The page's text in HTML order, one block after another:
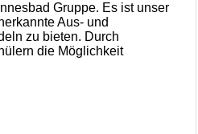
Gruppe. Es ist unser
Aus- und
zu bieten. Durch
die Möglichkeit